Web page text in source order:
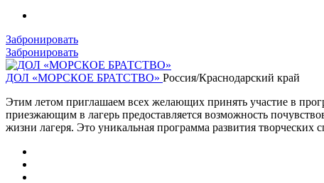
Забронировать
Забронировать
ДОЛ «МОРСКОЕ БРАТСТВО» Россия/Краснодарский край
Этим летом приглашаем всех желающих принять участие в
приезжающим в лагерь предоставляется возможность
жизни лагеря. Это уникальная программа развития творческих